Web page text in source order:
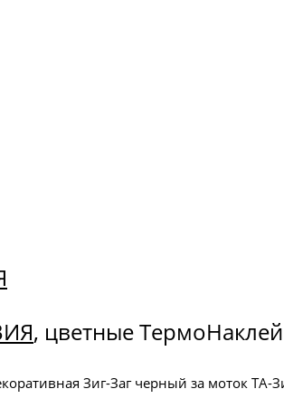
, цветные
Зиг-Заг черный за моток ТА-